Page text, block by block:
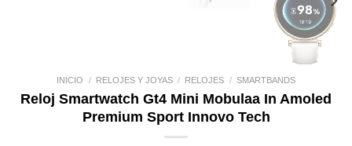
INICIO / RELOJES Y JOYAS / RELOJES / SMARTBANDS
Reloj Smartwatch Gt4 Mini Mobulaa In Amoled
Premium Sport Innovo Tech